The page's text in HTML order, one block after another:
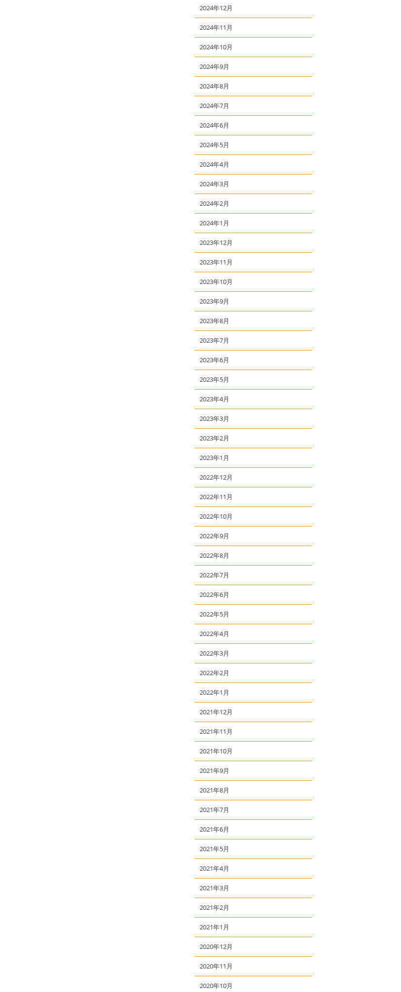
2024年12月
2024年11月
2024年10月
2024年9月
2024年8月
2024年7月
2024年6月
2024年5月
2024年4月
2024年3月
2024年2月
2024年1月
2023年12月
2023年11月
2023年10月
2023年9月
2023年8月
2023年7月
2023年6月
2023年5月
2023年4月
2023年3月
2023年2月
2023年1月
2022年12月
2022年11月
2022年10月
2022年9月
2022年8月
2022年7月
2022年6月
2022年5月
2022年4月
2022年3月
2022年2月
2022年1月
2021年12月
2021年11月
2021年10月
2021年9月
2021年8月
2021年7月
2021年6月
2021年5月
2021年4月
2021年3月
2021年2月
2021年1月
2020年12月
2020年11月
2020年10月